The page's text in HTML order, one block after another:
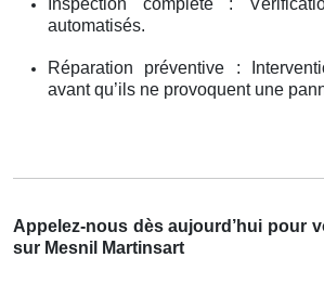
automatisés.
Réparation préventive :
avant qu’ils ne provoquent une
Appelez-nous dès aujourd’hui pour
sur Mesnil Martinsart